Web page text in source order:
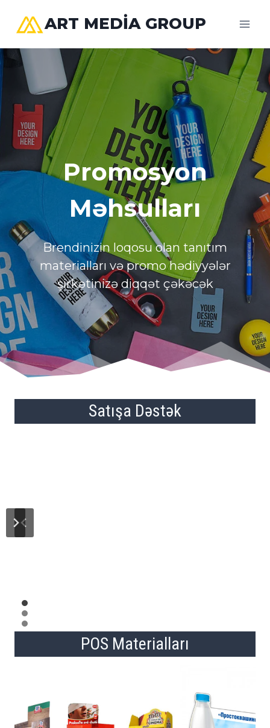
ART MEDIA GROUP
Promosyon
Məhsulları
Brendinizin loqosu olan tanıtım
materialları və promo hədiyyələr
şirkətinizə diqqət çəkəcək
Satışa Dəstək
POS Materialları